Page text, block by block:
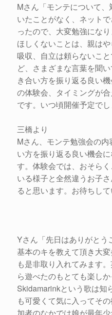
Mさん「モンテについて
いたことがなく、ネット
ったので、大変勉強にな
ほしくないことは、親は
吸収、自立は頼らないこ
ど、さまざまな言葉を聞
き合い方を振り返る良い
の体験会、タイミングが
です。いつ頃開催予定でし
三橋より
Mさん、モンテ勉強会の
い方を振り返る良い機会
す。体験会では、おそら
いる様子と全然違うお子
ると思います。お待ちし
Yさん「先日はありがとう
基本のキを教えて頂き大
も是非取り入れてみます
ら遊べたのもとても楽し
Skidamarinkという歌は知
も可愛くて気に入ってそ
加者のなかでは娘が最年